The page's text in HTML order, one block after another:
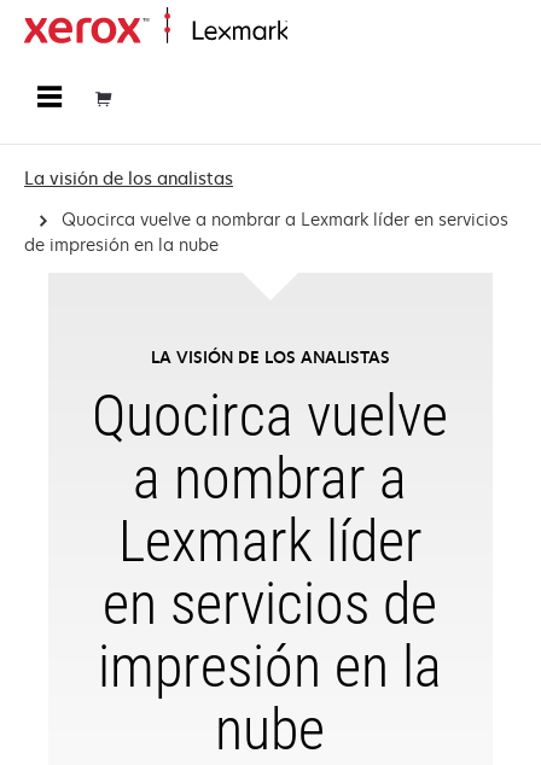
La visión de los analistas
Quocirca vuelve a nombrar a Lexmark líder en servicios
de impresión en la nube
LA VISIÓN DE LOS ANALISTAS
Quocirca vuelve
a nombrar a
Lexmark líder
en servicios de
impresión en la
nube